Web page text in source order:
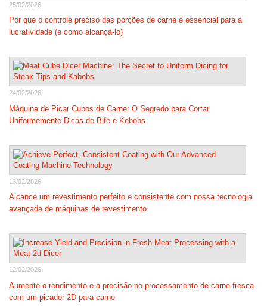
25/02/2026
Por que o controle preciso das porções de carne é essencial para a
lucratividade (e como alcançá-lo)
24/02/2026
Máquina de Picar Cubos de Carne: O Segredo para Cortar
Uniformemente Dicas de Bife e Kebobs
13/02/2026
Alcance um revestimento perfeito e consistente com nossa tecnologia
avançada de máquinas de revestimento
12/02/2026
Aumente o rendimento e a precisão no processamento de carne fresca
com um picador 2D para carne